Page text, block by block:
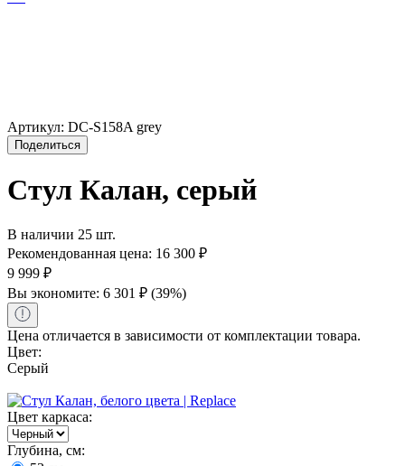
Артикул: DC-S158A grey
Поделиться
Стул Калан, серый
В наличии 25 шт.
Рекомендованная цена: 16 300 ₽
9 999 ₽
Вы экономите: 6 301 ₽ (39%)
Цена отличается в зависимости от комплектации товара.
Цвет:
Серый
Цвет каркаса:
Глубина, см: